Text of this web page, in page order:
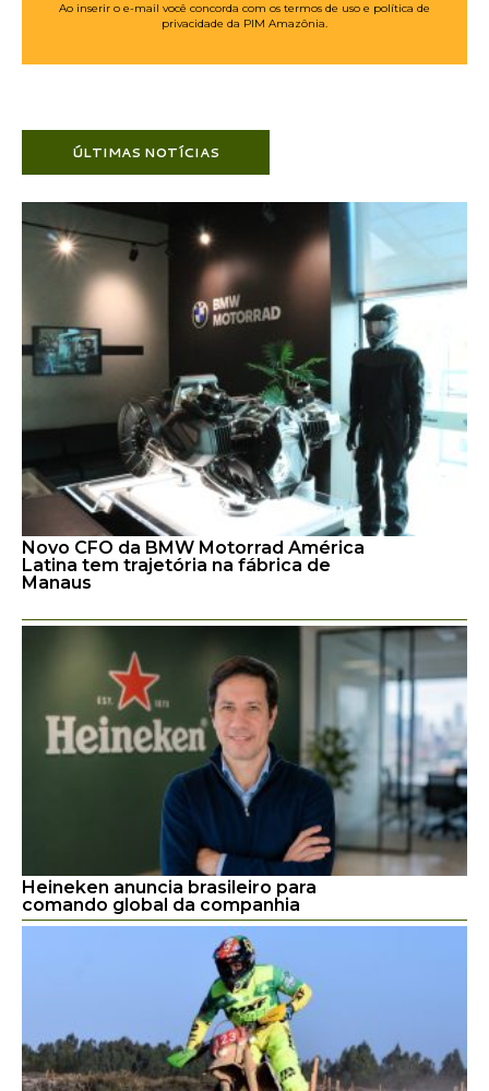
Ao inserir o e-mail você concorda com os termos de uso e política de
privacidade da PIM Amazônia.
ÚLTIMAS NOTÍCIAS
Novo CFO da BMW Motorrad América
Latina tem trajetória na fábrica de
Manaus
Heineken anuncia brasileiro para
comando global da companhia